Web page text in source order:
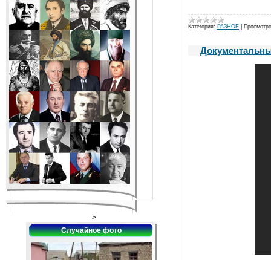
-->
Случайное фото
Категория: РАЗНОЕ